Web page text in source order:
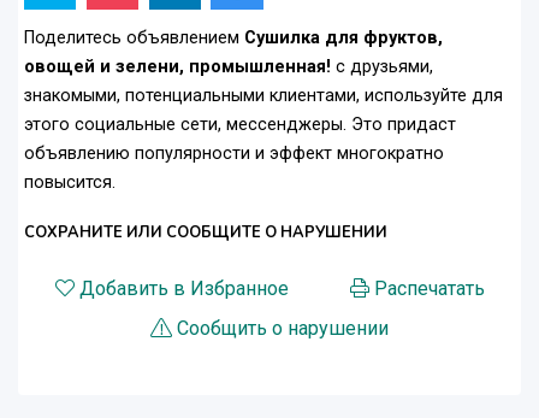
Поделитесь объявлением Сушилка для фруктов,
овощей и зелени, промышленная! с друзьями,
знакомыми, потенциальными клиентами, используйте для
этого социальные сети, мессенджеры. Это придаст
объявлению популярности и эффект многократно
повысится.
СОХРАНИТЕ ИЛИ СООБЩИТЕ О НАРУШЕНИИ
Добавить в Избранное
Распечатать
Сообщить о нарушении